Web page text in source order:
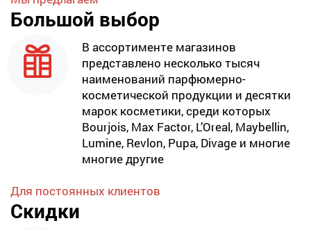
Большой выбор
В ассортименте магазинов
представлено несколько тысяч
наименований парфюмерно-
косметической продукции и десятки
марок косметики, среди которых
Bourjois, Max Factor, L’Oreal, Maybellin,
Lumine, Revlon, Pupa, Divage и многие
многие другие
Для постоянных клиентов
Скидки